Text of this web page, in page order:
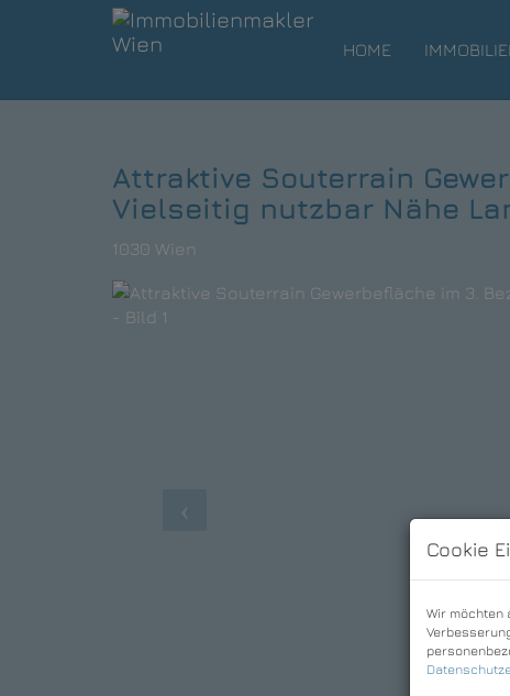
HOME
Attraktive Souterrain
Vielseitig nutzbar Nähe
1030 Wien
Cookie
Wir möchten